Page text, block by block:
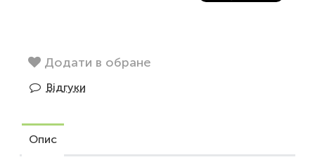
Додати в обране
Відгуки
Опис